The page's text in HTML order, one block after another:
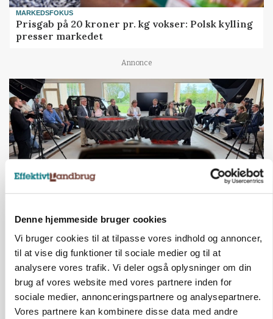
Denne hjemmeside bruger cookies
Vi bruger cookies til at tilpasse vores indhold og annoncer,
til at vise dig funktioner til sociale medier og til at
analysere vores trafik. Vi deler også oplysninger om din
brug af vores website med vores partnere inden for
sociale medier, annonceringspartnere og analysepartnere.
Vores partnere kan kombinere disse data med andre
MARKEDSFOKUS
Prisgab på 20 kroner pr. kg vokser: Polsk kylling
presser markedet
Annonce
Ejer eller medejer? Nyt tv-format udfordrer
landbrugets ejerstruktur
Annonce
Russisk mælkepris dykker 23 procent